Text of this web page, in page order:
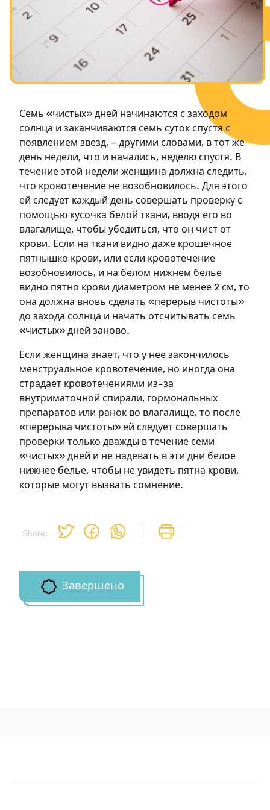
Посты в память о разрушенном Храме
Share:
Семь «чистых» дней начинаются с заходом
солнца и заканчиваются семь суток спустя с
появлением звезд, – другими словами, в тот же
день недели, что и начались, неделю спустя. В
течение этой недели женщина должна следить,
что кровотечение не возобновилось. Для этого
ей следует каждый день совершать проверку с
помощью кусочка белой ткани, вводя его во
влагалище, чтобы убедиться, что он чист от
крови. Если на ткани видно даже крошечное
пятнышко крови, или если кровотечение
возобновилось, и на белом нижнем белье
видно пятно крови диаметром не менее 2 см, то
она должна вновь сделать «перерыв чистоты»
до захода солнца и начать отсчитывать семь
«чистых» дней заново.
Если женщина знает, что у нее закончилось
менструальное кровотечение, но иногда она
страдает кровотечениями из-за
внутриматочной спирали, гормональных
препаратов или ранок во влагалище, то после
«перерыва чистоты» ей следует совершать
проверки только дважды в течение семи
«чистых» дней и не надевать в эти дни белое
нижнее белье, чтобы не увидеть пятна крови,
которые могут вызвать сомнение.
Завершено
Зарегистрироваться
на сайте
Чтобы делать пометки на сайте,
необходимо зарегистрироваться.
Подписаться Войти